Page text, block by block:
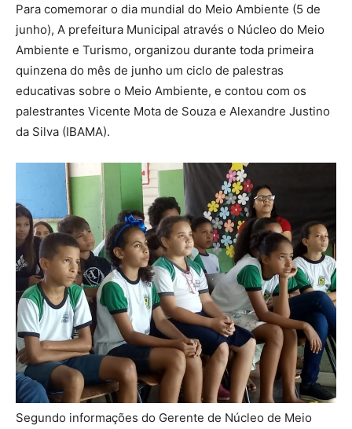
Para comemorar o dia mundial do Meio Ambiente (5 de
junho), A prefeitura Municipal através o Núcleo do Meio
Ambiente e Turismo, organizou durante toda primeira
quinzena do mês de junho um ciclo de palestras
educativas sobre o Meio Ambiente, e contou com os
palestrantes Vicente Mota de Souza e Alexandre Justino
da Silva (IBAMA).
Segundo informações do Gerente de Núcleo de Meio